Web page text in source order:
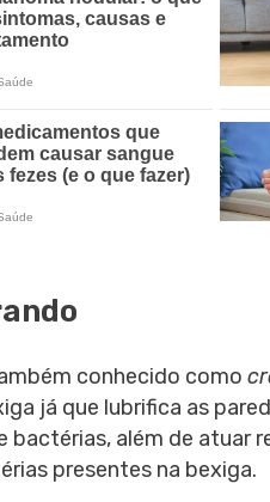
conhecido como
já que lubrifica as
bactérias, além de atuar
presentes na bexiga.